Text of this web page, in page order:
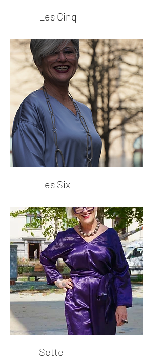
Les Cinq
Les Six
Sette